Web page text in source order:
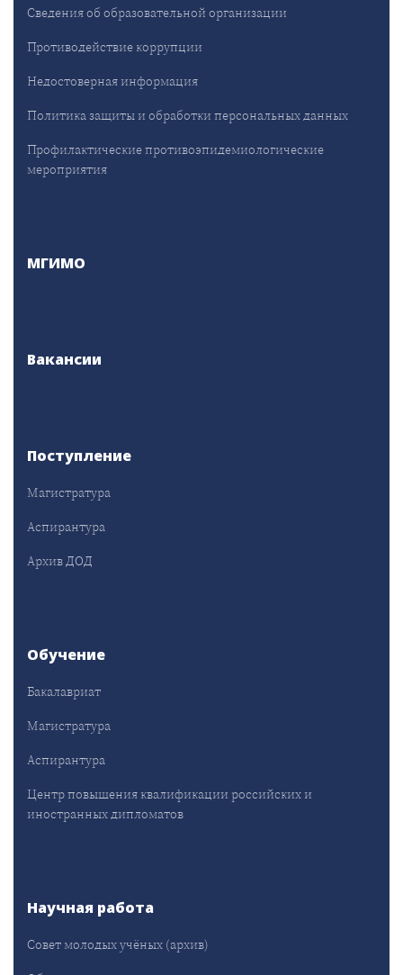
Сведения об образовательной организации
Противодействие коррупции
Недостоверная информация
Политика защиты и обработки персональных данных
Профилактические противоэпидемиологические
мероприятия
МГИМО
Вакансии
Поступление
Магистратура
Аспирантура
Архив ДОД
Обучение
Бакалавриат
Магистратура
Аспирантура
Центр повышения квалификации российских и
иностранных дипломатов
Научная работа
Совет молодых учёных (архив)